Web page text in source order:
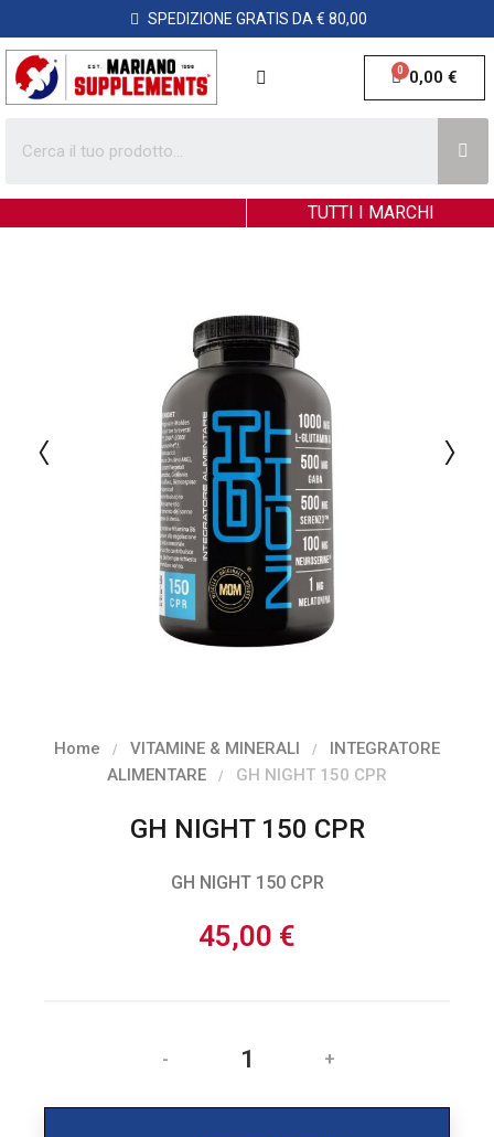
SPEDIZIONE GRATIS DA € 80,00
0,00 €
TUTTI I MARCHI
Home VITAMINE & MINERALI
INTEGRATORE
ALIMENTARE
GH NIGHT 150 CPR
GH NIGHT 150 CPR
GH NIGHT 150 CPR
45,00 €
- +